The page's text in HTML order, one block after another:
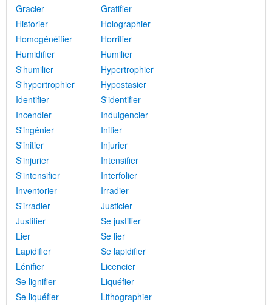
Gracier
Gratifier
Historier
Holographier
Homogénéifier
Horrifier
Humidifier
Humilier
S'humilier
Hypertrophier
S'hypertrophier
Hypostasier
Identifier
S'identifier
Incendier
Indulgencier
S'ingénier
Initier
S'initier
Injurier
S'injurier
Intensifier
S'intensifier
Interfolier
Inventorier
Irradier
S'irradier
Justicier
Justifier
Se justifier
Lier
Se lier
Lapidifier
Se lapidifier
Lénifier
Licencier
Se lignifier
Liquéfier
Se liquéfier
Lithographier